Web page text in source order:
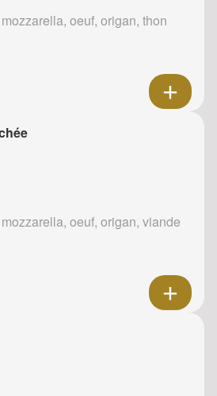
oeuf, origan, thon
oeuf, origan, viande